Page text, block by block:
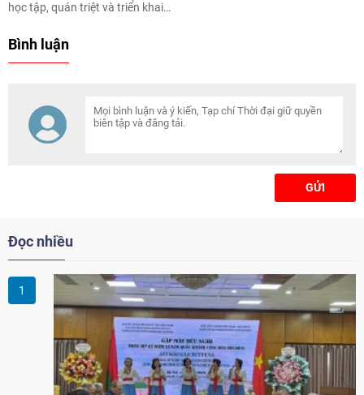
học tập, quán triệt và triển khai
lần thứ ba Ban Chấp hành Trung
trọng. Cục Thông tin và Truyền
thông Chính phủ trân trọng giới
thiệu toàn văn bài phát biểu của
Bình luận
GỬI
Đọc nhiều